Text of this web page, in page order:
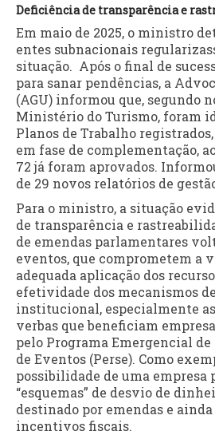
Deficiência de transparência e
Em maio de 2025, o ministro
entes subnacionais
situação. Após o final de
para sanar pendências, a
(AGU) informou que, segundo
Ministério do Turismo, foram
Planos de Trabalho
em fase de complementação,
72 já foram aprovados.
de 29 novos relatórios de
Para o ministro, a situação
de transparência e
de emendas parlamentares
eventos, que comprometem a
adequada aplicação dos
efetividade dos mecanismos
institucional, especialmente as
verbas que beneficiam
pelo Programa Emergencial de
de Eventos (Perse). Como
possibilidade de uma empresa
“esquemas” de desvio de
destinado por emendas e
incentivos fiscais.